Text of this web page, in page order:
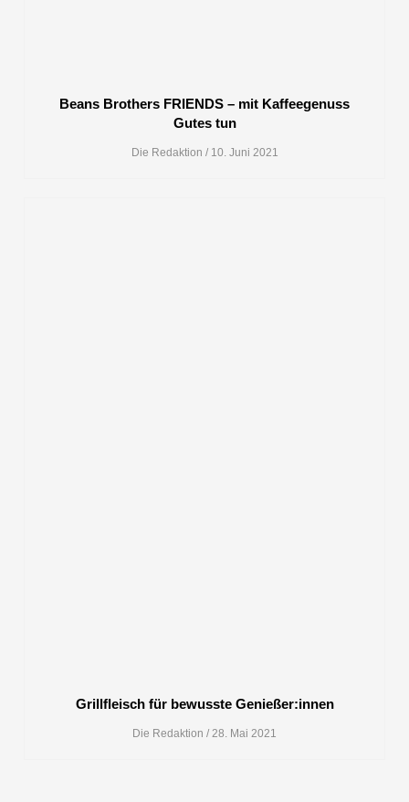
Beans Brothers FRIENDS – mit Kaffeegenuss
Gutes tun
Die Redaktion 10. Juni 2021
Grillfleisch für bewusste Genießer:innen
Die Redaktion 28. Mai 2021